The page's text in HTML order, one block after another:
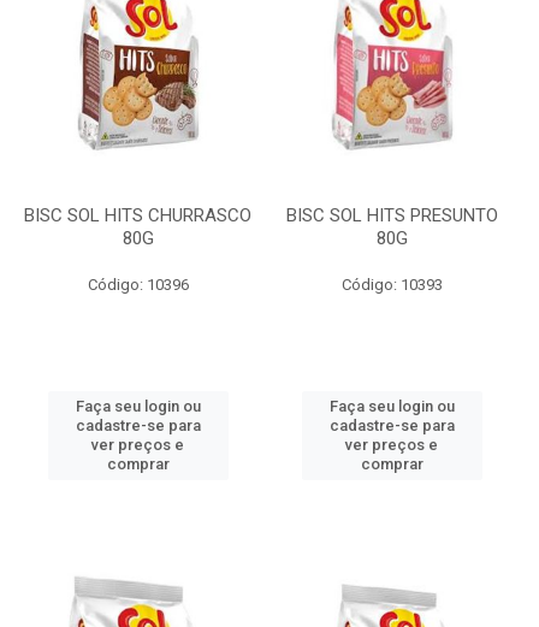
BISC SOL HITS CHURRASCO
80G
Código: 10396
Faça seu login ou
cadastre-se para
ver preços e
comprar
BISC SOL HITS PRESUNTO
80G
Código: 10393
Faça seu login ou
cadastre-se para
ver preços e
comprar